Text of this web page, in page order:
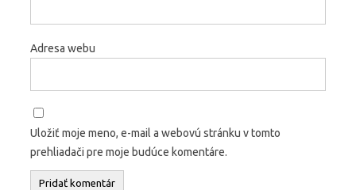
Adresa webu
Uložiť moje meno, e-mail a webovú stránku v tomto
prehliadači pre moje budúce komentáre.